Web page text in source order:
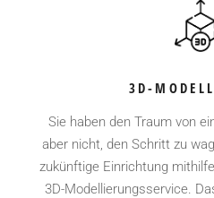
3D-
Sie haben den Traum von
aber nicht, den Schritt zu
zukünftige Einrichtung
3D-Modellierungsservice.